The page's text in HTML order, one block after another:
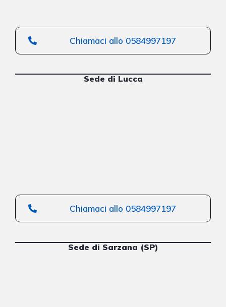
Chiamaci allo 0584997197
Sede di Lucca
Chiamaci allo 0584997197
Sede di Sarzana (SP)